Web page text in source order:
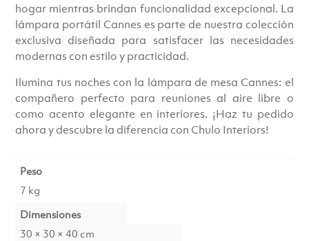
hogar mientras brindan funcionalidad excepcional. La
lámpara portátil Cannes es parte de nuestra colección
exclusiva diseñada para satisfacer las necesidades
modernas con estilo y practicidad.
Ilumina tus noches con la lámpara de mesa Cannes: el
compañero perfecto para reuniones al aire libre o
como acento elegante en interiores. ¡Haz tu pedido
ahora y descubre la diferencia con Chulo Interiors!
Peso
7 kg
Dimensiones
30 × 30 × 40 cm